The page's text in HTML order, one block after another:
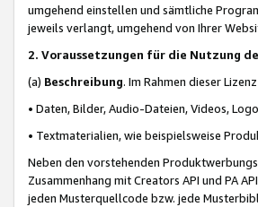
umgehend einstellen und sämtliche
jeweils verlangt, umgehend von Ihrer
2. Voraussetzungen für die Nutzung
(a) Beschreibung. Im Rahmen dieser
• Daten, Bilder, Audio-Dateien, Videos,
• Textmaterialien, wie beispielsweise
Neben den vorstehenden
Zusammenhang mit Creators API und PA
jeden Musterquellcode bzw. jede